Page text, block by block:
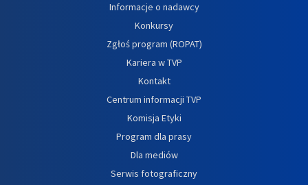
Informacje o nadawcy
Konkursy
Zgłoś program (ROPAT)
Kariera w TVP
Kontakt
Centrum informacji TVP
Komisja Etyki
Program dla prasy
Dla mediów
Serwis fotograficzny